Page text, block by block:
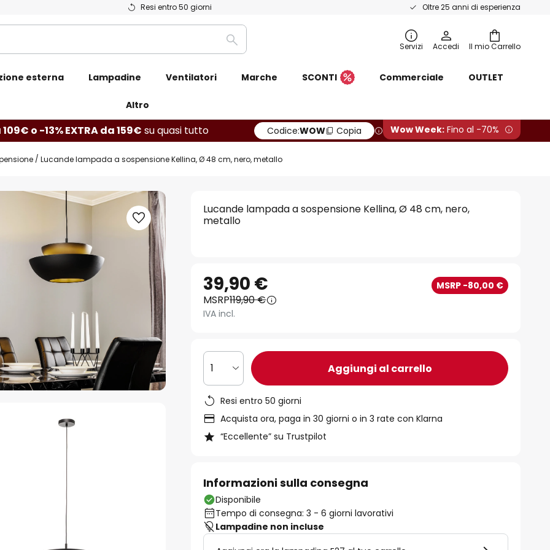
Resi entro 50 giorni Oltre 25 anni di esperienza
Il mio Carrello
Ricerca Servizi Accedi
esterna Lampadine Ventilatori Marche SCONTI Commerciale OUTLET
Altro
109€ o -13% EXTRA da 159€ su quasi tutto Codice:WOW Copia Wow Week: Fino al -70%
Lucande lampada a sospensione Kellina, Ø 48 cm, nero, metallo
Lucande lampada a sospensione Kellina, Ø 48 cm, nero,
metallo
39,90 € MSRP -80,00 €
MSRP119,90 €
IVA incl.
1 Aggiungi al carrello
Resi entro 50 giorni
Acquista ora, paga in 30 giorni o in 3 rate con Klarna
“Eccellente” su Trustpilot
Informazioni sulla consegna
Disponibile
Tempo di consegna: 3 - 6 giorni lavorativi
Lampadine non incluse